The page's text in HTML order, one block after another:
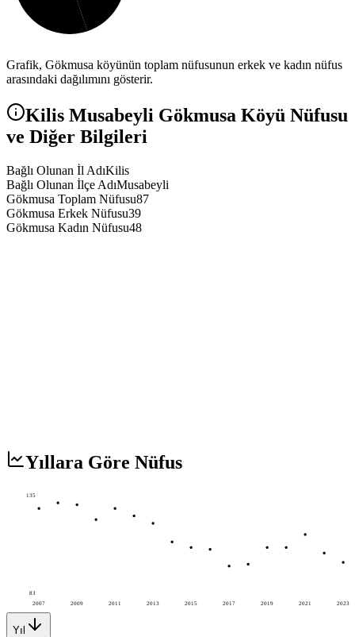
Grafik, Gökmusa köyünün toplam nüfusunun erkek ve kadın nüfus
arasındaki dağılımını gösterir.
Kilis Musabeyli Gökmusa Köyü Nüfusu
ve Diğer Bilgileri
Bağlı Olunan İl AdıKilis
Bağlı Olunan İlçe AdıMusabeyli
Gökmusa Toplam Nüfusu87
Gökmusa Erkek Nüfusu39
Gökmusa Kadın Nüfusu48
Yıllara Göre Nüfus
2007 2009 2011 2013 2015 2017 2019 2021 2023
135
83
Yıl